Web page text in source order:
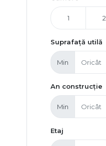
1 2
Suprafață utilă
Min
An construcție
Min
Etaj